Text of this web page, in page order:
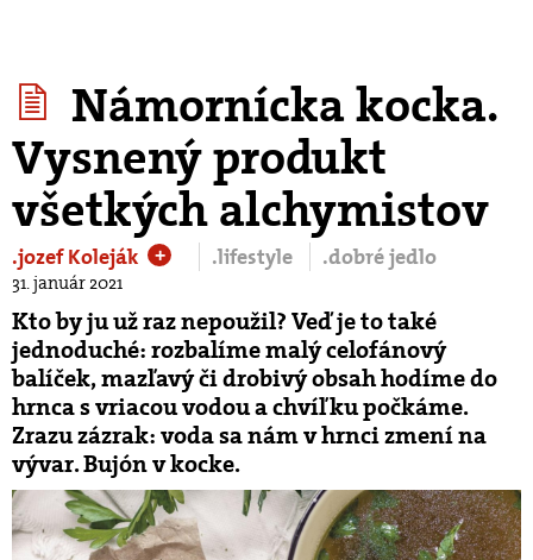
Námornícka kocka.
Vysnený produkt
všetkých alchymistov
.jozef Koleják + .lifestyle .dobré jedlo
31. január 2021
Kto by ju už raz nepoužil? Veď je to také
jednoduché: rozbalíme malý celofánový
balíček, mazľavý či drobivý obsah hodíme do
hrnca s vriacou vodou a chvíľku počkáme.
Zrazu zázrak: voda sa nám v hrnci zmení na
vývar. Bujón v kocke.